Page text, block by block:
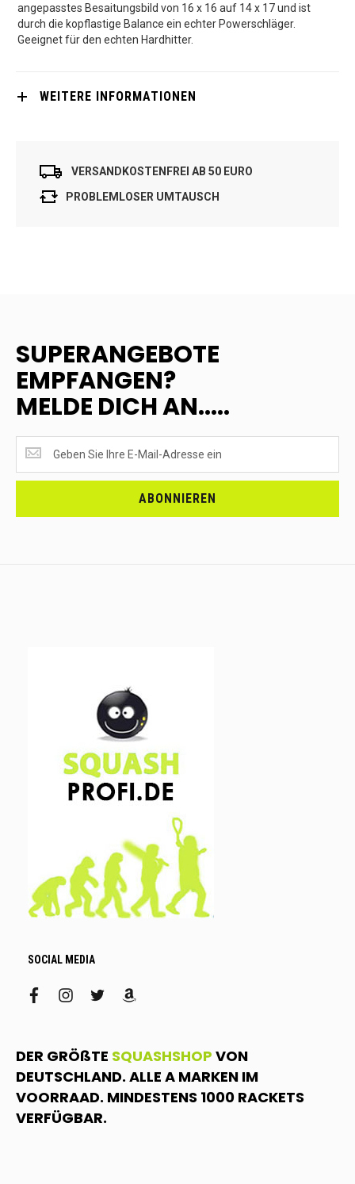
angepasstes Besaitungsbild von 16 x 16 auf 14 x 17 und ist
durch die kopflastige Balance ein echter Powerschläger.
Geeignet für den echten Hardhitter.
WEITERE INFORMATIONEN
VERSANDKOSTENFREI AB 50 EURO
PROBLEMLOSER UMTAUSCH
SUPERANGEBOTE
EMPFANGEN?
MELDE DICH AN.....
EMPFANGEN?
<br>MELDE
ABONNIEREN
SOCIAL MEDIA
facebookinstagram
twitteramazon
DER GRÖßTE SQUASHSHOP VON
DEUTSCHLAND. ALLE A MARKEN IM
VOORRAAD. MINDESTENS 1000 RACKETS
VERFÜGBAR.